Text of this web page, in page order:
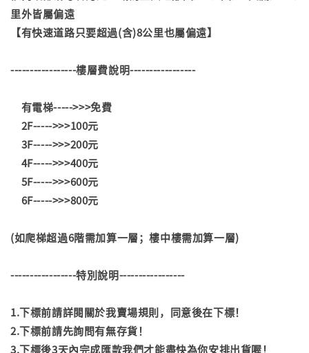
里外皆屬偏遠
【有快速道路只要超過(含)8公里也屬偏遠】
-----------------樓層費說明-----------------
有電梯----->>>免費
2F----->>>100元
3F----->>>200元
4F----->>>400元
5F----->>>600元
6F----->>>800元
(如爬梯超過6階需加算一層；樓中樓需加算一層)
-----------------特別說明-----------------
1.下標前請詳閱關於我賣場規則，同意後在下標！
2.下標前請先詢問有無存貨！
3.下標後3天內完成匯款我們才能盡快為你安排出貨喔！